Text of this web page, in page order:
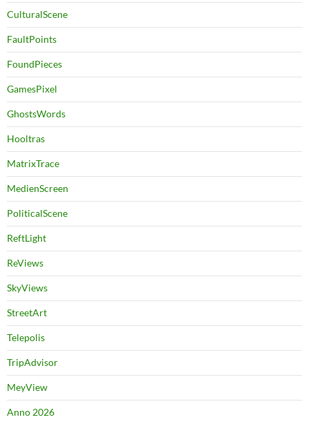
CulturalScene
FaultPoints
FoundPieces
GamesPixel
GhostsWords
Hooltras
MatrixTrace
MedienScreen
PoliticalScene
ReftLight
ReViews
SkyViews
StreetArt
Telepolis
TripAdvisor
MeyView
Anno 2026